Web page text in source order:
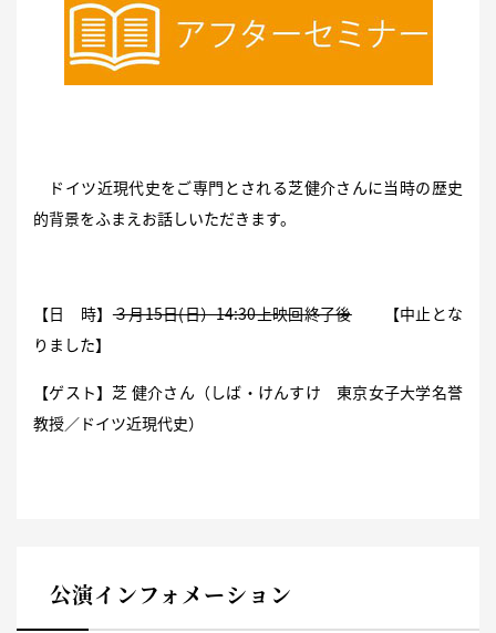
ドイツ近現代史をご専門とされる芝健介さんに当時の歴史
的背景をふまえお話しいただきます。
【日 時】３月15日(日）14:30上映回終了後
【中止とな
りました】
【ゲスト】芝 健介さん（しば・けんすけ 東京女子大学名誉
教授／ドイツ近現代史）
公演インフォメーション